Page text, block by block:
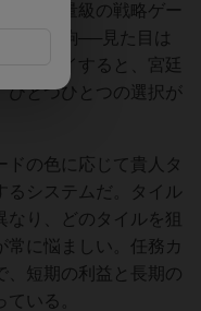
なる中量級の戦略ゲー
の影響駒──見た目は
にプレイすると、宮廷
ひとつひとつの選択が
ドの色に応じて貴人タ
るシステムだ。タイル
り、どのタイルを狙
常に悩ましい。任務カ
、短期の利益と長期の
いる。